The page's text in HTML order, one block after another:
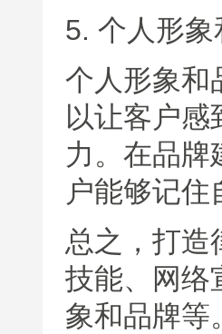
5. 个人形
个人形象和
以让客户
力。在品牌
户能够记
总之，打造
技能、网络
象和品牌等